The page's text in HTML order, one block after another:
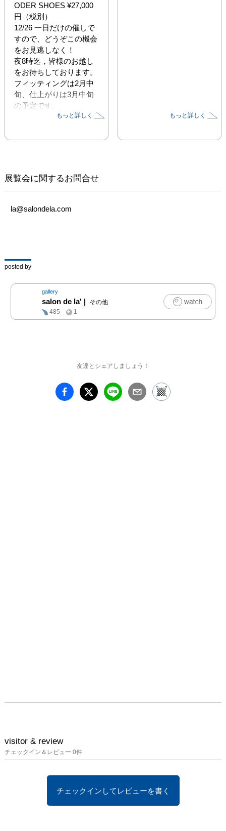
ODER SHOES ¥27,000
円（税別）
12/26 一日だけの催しで
すので、どうぞこの機会
をお見逃しなく！
夜8時迄，皆様のお越し
をお待ちしております。
フィッティングは2月中
旬、仕上がりは3月中旬
の予定です。
［会期］2018年12月26
［会場］Salon de Lã（サ
ロン・ドゥ・ラー）
座1-9-8 奥野ビル607
https://salondela.com
［アクセス］東京メトロ
有楽町線「銀座一丁目」
駅 10番出口より徒歩1分
もっと詳しく もっと詳しく
展覧会に関するお問合せ
la@salondela.com
posted by
gallery
salon de la' |
その他
485
1
友達とシェアしましょう！
visitor & review
チェックイン＆レビュー 0件
チェックインしてレビューを書く